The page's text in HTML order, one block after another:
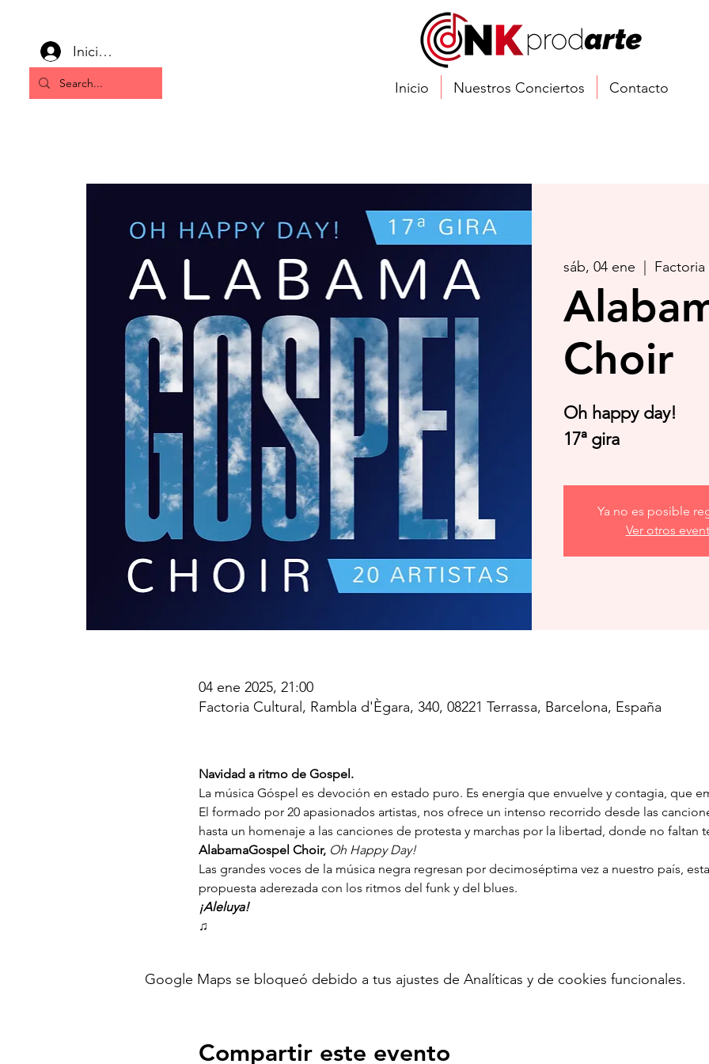
Iniciar sesión
Inicio Nuestros Conciertos Contacto
sáb, 04 ene Factoria
Choir
Oh happy day!
17ª gira
Ya no es posible
Ver otros
04 ene 2025, 21:00
Factoria Cultural, Rambla d'Ègara, 340, 08221 Terrassa, Barcelona, España
Navidad a ritmo de Gospel.
La música Góspel es devoción en estado puro. Es energía que envuelve y contagia, que
El formado por 20 apasionados artistas, nos ofrece un intenso recorrido desde las
hasta un homenaje a las canciones de protesta y marchas por la libertad, donde no faltan
AlabamaGospel Choir, Oh Happy Day!
Las grandes voces de la música negra regresan por decimoséptima vez a nuestro país,
propuesta aderezada con los ritmos del funk y del blues.
¡Aleluya!
♫
Google Maps se bloqueó debido a tus ajustes de Analíticas y de cookies funcionales.
Compartir este evento